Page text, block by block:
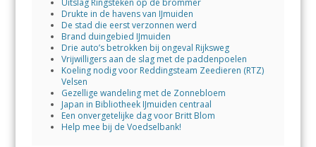
Uitslag Ringsteken op de brommer
Drukte in de havens van IJmuiden
De stad die eerst verzonnen werd
Brand duingebied IJmuiden
Drie auto’s betrokken bij ongeval Rijksweg
Vrijwilligers aan de slag met de paddenpoelen
Koeling nodig voor Reddingsteam Zeedieren (RTZ)
Velsen
Gezellige wandeling met de Zonnebloem
Japan in Bibliotheek IJmuiden centraal
Een onvergetelijke dag voor Britt Blom
Help mee bij de Voedselbank!